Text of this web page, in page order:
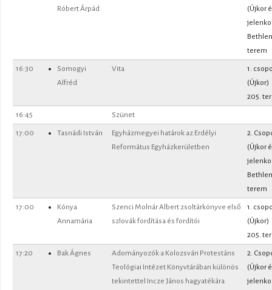
Róbert Árpád
(Újkor
Bethlen
terem
16:30
Somogyi
Alfréd
Vita
1.
(Újkor)
205.
16:45 Szünet
17:00 Tasnádi István
Egyházmegyei határok az Erdélyi
Református Egyházkerületben
2.
(Újkor
Bethlen
terem
17:00
Kónya
Annamária
Szenci Molnár Albert zsoltárkönyve első
szlovák fordítása és fordítói
1.
(Újkor)
205.
17:20 Bak Ágnes
Adományozók a Kolozsvári Protestáns
Teológiai Intézet Könyvtárában különös
tekintettel Incze János hagyatékára
2.
(Újkor